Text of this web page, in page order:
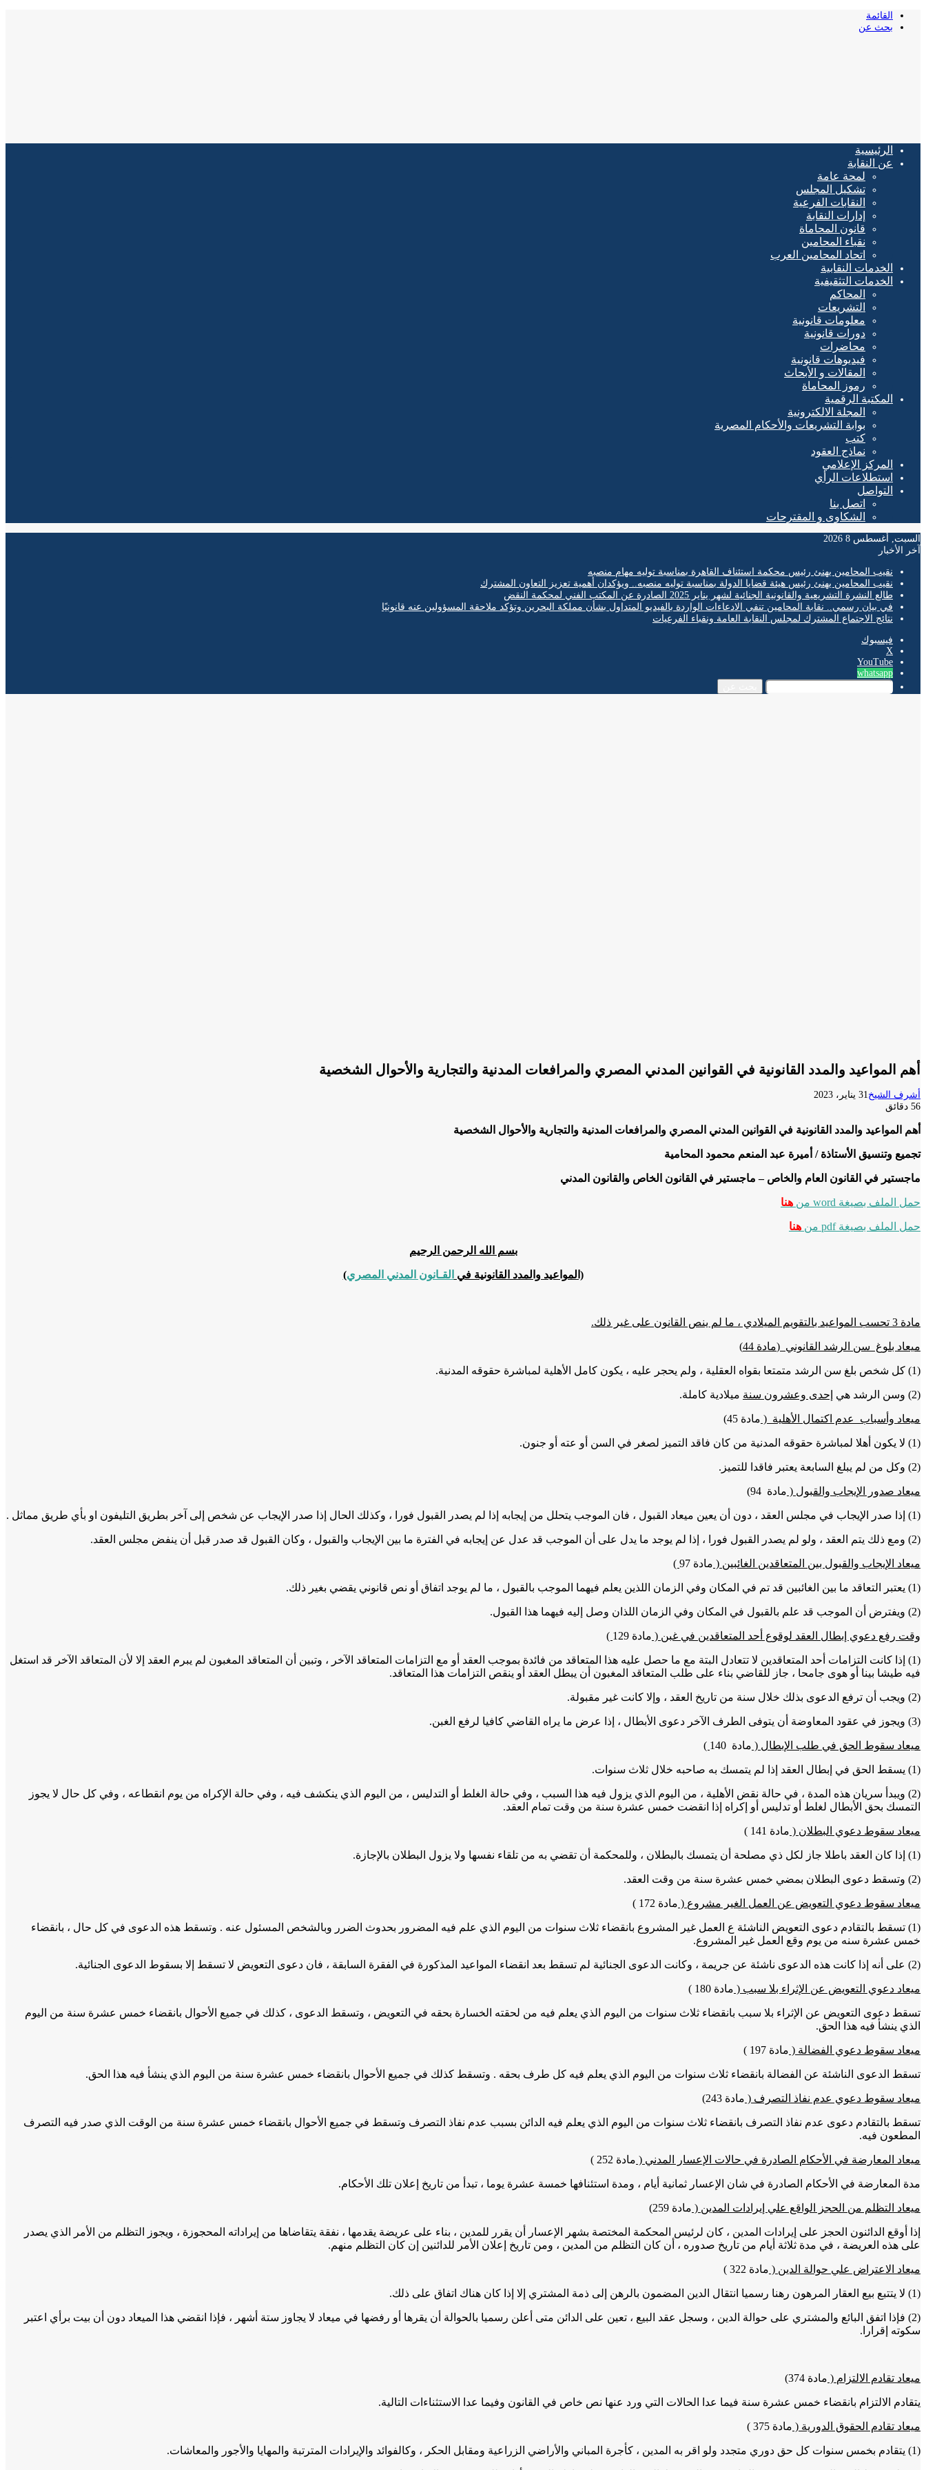
القائمة
بحث عن
الرئيسية
عن النقابة
لمحة عامة
تشكيل المجلس
النقابات الفرعية
إدارات النقابة
قانون المحاماة
نقباء المحامين
اتحاد المحامين العرب
الخدمات النقابية
الخدمات التثقيفية
المحاكم
التشريعات
معلومات قانونية
دورات قانونية
محاضرات
فيديوهات قانونية
المقالات و الأبحاث
رموز المحاماة
المكتبة الرقمية
المجلة الالكترونية
بوابة التشريعات والأحكام المصرية
كتب
نماذج العقود
المركز الإعلامي
استطلاعات الرأي
التواصل
اتصل بنا
الشكاوى و المقترحات
السبت, أغسطس 8 2026
آخر الأخبار
نقيب المحامين يهنئ رئيس محكمة استئناف القاهرة بمناسبة توليه مهام منصبه
نقيب المحامين يهنئ رئيس هيئة قضايا الدولة بمناسبة توليه منصبه.. ويؤكدان أهمية تعزيز التعاون المشترك
طالع النشرة التشريعية والقانونية الجنائية لشهر يناير 2025 الصادرة عن المكتب الفني لمحكمة النقض
في بيان رسمي.. نقابة المحامين تنفي الادعاءات الواردة بالفيديو المتداول بشأن مملكة البحرين وتؤكد ملاحقة المسؤولين عنه قانونيًا
نتائج الاجتماع المشترك لمجلس النقابة العامة ونقباء الفرعيات
فيسبوك
‫X
‫YouTube
whatsapp
أهم المواعيد والمدد القانونية في القوانين المدني المصري والمرافعات المدنية والتجارية والأحوال الشخصية
أشرف الشيخ31 يناير، 2023
56 دقائق
أهم المواعيد والمدد القانونية في القوانين المدني المصري والمرافعات المدنية والتجارية والأحوال الشخصية
تجميع وتنسيق الأستاذة / أميرة عبد المنعم محمود المحامية
ماجستير في القانون العام والخاص – ماجستير في القانون الخاص والقانون المدني
حمل الملف بصيغة word من هنا
حمل الملف بصيغة pdf من هنا
بسم الله الرحمن الرحيم
(المواعيد والمدد القانونية في القـانون المدني المصري)
مادة 3 تحسب المواعيد بالتقويم الميلادي ، ما لم ينص القانون على غير ذلك.
ميعاد بلوغ سن الرشد القانوني (مادة 44 )
(1) كل شخص بلغ سن الرشد متمتعا بقواه العقلية ، ولم يحجر عليه ، يكون كامل الأهلية لمباشرة حقوقه المدنية.
(2) وسن الرشد هي إحدى وعشرون سنة ميلادية كاملة.
ميعاد وأسباب عدم اكتمال الأهلية ( مادة 45)
(1) لا يكون أهلا لمباشرة حقوقه المدنية من كان فاقد التميز لصغر في السن أو عته أو جنون.
(2) وكل من لم يبلغ السابعة يعتبر فاقدا للتميز.
ميعاد صدور الإيجاب والقبول ( مادة 94 )
(1) إذا صدر الإيجاب في مجلس العقد ، دون أن يعين ميعاد القبول ، فان الموجب يتحلل من إيجابه إذا لم يصدر القبول فورا ، وكذلك الحال إذا صدر الإيجاب عن شخص إلى آخر بطريق التليفون او بأي طريق مماثل .
(2) ومع ذلك يتم العقد ، ولو لم يصدر القبول فورا ، إذا لم يوجد ما يدل على أن الموجب قد عدل عن إيجابه في الفترة ما بين الإيجاب والقبول ، وكان القبول قد صدر قبل أن ينفض مجلس العقد.
ميعاد الإيجاب والقبول بين المتعاقدين الغائبين ( مادة 97 )
(1) يعتبر التعاقد ما بين الغائبين قد تم في المكان وفي الزمان اللذين يعلم فيهما الموجب بالقبول ، ما لم يوجد اتفاق أو نص قانوني يقضي بغير ذلك.
(2) ويفترض أن الموجب قد علم بالقبول في المكان وفي الزمان اللذان وصل إليه فيهما هذا القبول.
وقت رفع دعوي إبطال العقد لوقوع أحد المتعاقدين في غبن ( مادة 129 )
(1) إذا كانت التزامات أحد المتعاقدين لا تتعادل البتة مع ما حصل عليه هذا المتعاقد من فائدة بموجب العقد أو مع التزامات المتعاقد الآخر ، وتبين أن المتعاقد المغبون لم يبرم العقد إلا لأن المتعاقد الآخر قد استغل
فيه طيشا بينا أو هوى جامحا ، جاز للقاضي بناء على طلب المتعاقد المغبون أن يبطل العقد أو ينقص التزامات هذا المتعاقد.
(2) ويجب أن ترفع الدعوى بذلك خلال سنة من تاريخ العقد ، وإلا كانت غير مقبولة.
(3) ويجوز في عقود المعاوضة أن يتوفى الطرف الآخر دعوى الأبطال ، إذا عرض ما يراه القاضي كافيا لرفع الغبن.
ميعاد سقوط الحق في طلب الإبطال ( مادة 140 )
(1) يسقط الحق في إبطال العقد إذا لم يتمسك به صاحبه خلال ثلاث سنوات.
(2) ويبدأ سريان هذه المدة ، في حالة نقض الأهلية ، من اليوم الذي يزول فيه هذا السبب ، وفي حالة الغلط أو التدليس ، من اليوم الذي ينكشف فيه ، وفي حالة الإكراه من يوم انقطاعه ، وفي كل حال لا يجوز
التمسك بحق الأبطال لغلط أو تدليس أو إكراه إذا انقضت خمس عشرة سنة من وقت تمام العقد.
ميعاد سقوط دعوي البطلان ( مادة 141 )
(1) إذا كان العقد باطلا جاز لكل ذي مصلحة أن يتمسك بالبطلان ، وللمحكمة أن تقضي به من تلقاء نفسها ولا يزول البطلان بالإجازة.
(2) وتسقط دعوى البطلان بمضي خمس عشرة سنة من وقت العقد.
ميعاد سقوط دعوي التعويض عن العمل الغير مشروع ( مادة 172 )
(1) تسقط بالتقادم دعوى التعويض الناشئة ع العمل غير المشروع بانقضاء ثلاث سنوات من اليوم الذي علم فيه المضرور بحدوث الضرر وبالشخص المسئول عنه . وتسقط هذه الدعوى في كل حال ، بانقضاء
خمس عشرة سنه من يوم وقع العمل غير المشروع.
(2) على أنه إذا كانت هذه الدعوى ناشئة عن جريمة ، وكانت الدعوى الجنائية لم تسقط بعد انقضاء المواعيد المذكورة في الفقرة السابقة ، فان دعوى التعويض لا تسقط إلا بسقوط الدعوى الجنائية.
ميعاد دعوي التعويض عن الإثراء بلا سبب ( مادة 180 )
تسقط دعوى التعويض عن الإثراء بلا سبب بانقضاء ثلاث سنوات من اليوم الذي يعلم فيه من لحقته الخسارة بحقه في التعويض ، وتسقط الدعوى ، كذلك في جميع الأحوال بانقضاء خمس عشرة سنة من اليوم
الذي ينشأ فيه هذا الحق.
ميعاد سقوط دعوي الفضالة ( مادة 197 )
تسقط الدعوى الناشئة عن الفضالة بانقضاء ثلاث سنوات من اليوم الذي يعلم فيه كل طرف بحقه . وتسقط كذلك في جميع الأحوال بانقضاء خمس عشرة سنة من اليوم الذي ينشأ فيه هذا الحق.
ميعاد سقوط دعوي عدم نفاذ التصرف ( مادة 243 )
تسقط بالتقادم دعوى عدم نفاذ التصرف بانقضاء ثلاث سنوات من اليوم الذي يعلم فيه الدائن بسبب عدم نفاذ التصرف وتسقط في جميع الأحوال بانقضاء خمس عشرة سنة من الوقت الذي صدر فيه التصرف
المطعون فيه.
ميعاد المعارضة في الأحكام الصادرة في حالات الإعسار المدني ( مادة 252 )
مدة المعارضة في الأحكام الصادرة في شان الإعسار ثمانية أيام ، ومدة استئنافها خمسة عشرة يوما ، تبدأ من تاريخ إعلان تلك الأحكام.
ميعاد التظلم من الحجز الواقع علي إيرادات المدين ( مادة 259 )
إذا أوقع الدائنون الحجز على إيرادات المدين ، كان لرئيس المحكمة المختصة بشهر الإعسار أن يقرر للمدين ، بناء على عريضة يقدمها ، نفقة يتقاضاها من إيراداته المحجوزة ، ويجوز التظلم من الأمر الذي يصدر
على هذه العريضة ، في مدة ثلاثة أيام من تاريخ صدوره ، أن كان التظلم من المدين ، ومن تاريخ إعلان الأمر للدائنين إن كان التظلم منهم.
ميعاد الاعتراض علي حوالة الدين ( مادة 322 )
(1) لا يتتبع بيع العقار المرهون رهنا رسميا انتقال الدين المضمون بالرهن إلى ذمة المشتري إلا إذا كان هناك اتفاق على ذلك.
(2) فإذا اتفق البائع والمشتري على حوالة الدين ، وسجل عقد البيع ، تعين على الدائن متى أعلن رسميا بالحوالة أن يقرها أو رفضها في ميعاد لا يجاوز ستة أشهر ، فإذا انقضي هذا الميعاد دون أن بيت برأي اعتبر
سكوته إقرارا.
ميعاد تقادم الالتزام ( مادة 374 )
يتقادم الالتزام بانقضاء خمس عشرة سنة فيما عدا الحالات التي ورد عنها نص خاص في القانون وفيما عدا الاستثناءات التالية.
ميعاد تقادم الحقوق الدورية ( مادة 375 )
(1) يتقادم بخمس سنوات كل حق دوري متجدد ولو اقر به المدين ، كأجرة المباني والأراضي الزراعية ومقابل الحكر ، وكالفوائد والإيرادات المترتبة والمهايا والأجور والمعاشات.